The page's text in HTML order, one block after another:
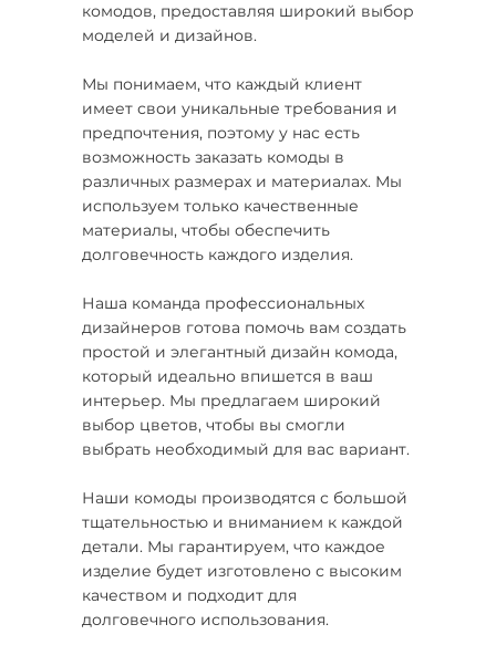
комодов, предоставляя широкий выбор
моделей и дизайнов.
Мы понимаем, что каждый клиент
имеет свои уникальные требования и
предпочтения, поэтому у нас есть
возможность заказать комоды в
различных размерах и материалах. Мы
используем только качественные
материалы, чтобы обеспечить
долговечность каждого изделия.
Наша команда профессиональных
дизайнеров готова помочь вам создать
простой и элегантный дизайн комода,
который идеально впишется в ваш
интерьер. Мы предлагаем широкий
выбор цветов, чтобы вы смогли
выбрать необходимый для вас вариант.
Наши комоды производятся с большой
тщательностью и вниманием к каждой
детали. Мы гарантируем, что каждое
изделие будет изготовлено с высоким
качеством и подходит для
долговечного использования.